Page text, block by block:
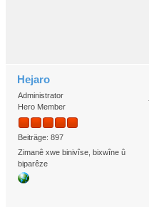
Hejaro
Administrator
Hero Member
Beiträge: 897
Zimanê xwe binivîse, bixwîne û
biparêze